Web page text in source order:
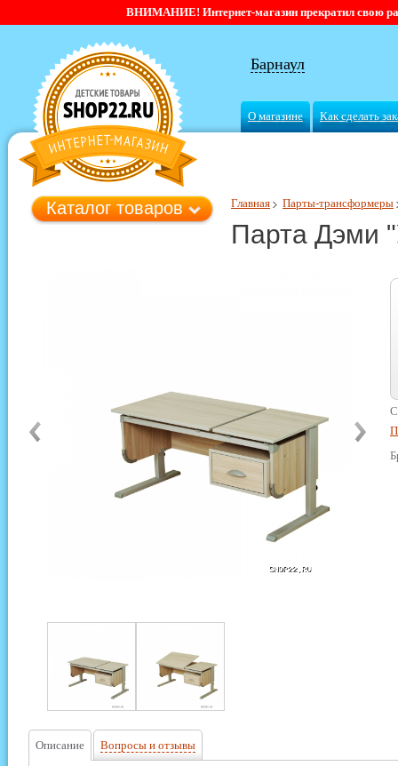
ВНИМАНИЕ! Интернет-магазин прекратил свою
Барнаул
О магазине Как сделать
Главная Парты-трансформеры
Парта Дэми
Каталог товаров
Описание Вопросы и отзывы